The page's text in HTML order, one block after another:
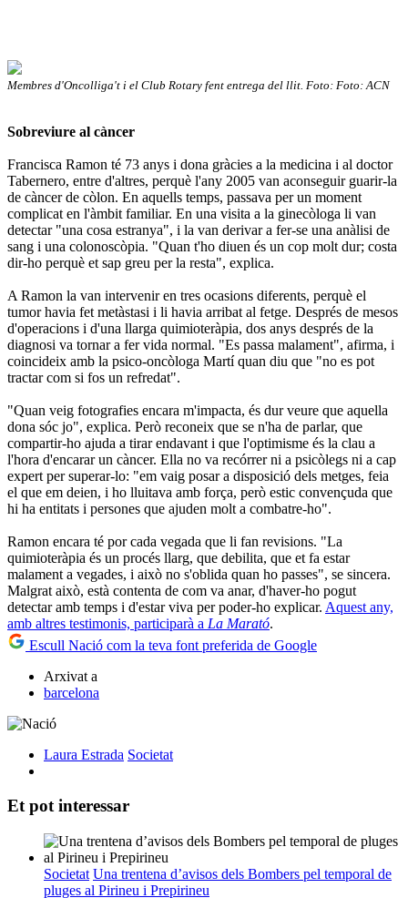
Membres d'Oncolliga't i el Club Rotary fent entrega del llit. Foto: Foto: ACN
Sobreviure al càncer
Francisca Ramon té 73 anys i dona gràcies a la medicina i al doctor
Tabernero, entre d'altres, perquè l'any 2005 van aconseguir guarir-la
de càncer de còlon. En aquells temps, passava per un moment
complicat en l'àmbit familiar. En una visita a la ginecòloga li van
detectar "una cosa estranya", i la van derivar a fer-se una anàlisi de
sang i una colonoscòpia. "Quan t'ho diuen és un cop molt dur; costa
dir-ho perquè et sap greu per la resta", explica.
A Ramon la van intervenir en tres ocasions diferents, perquè el
tumor havia fet metàstasi i li havia arribat al fetge. Després de mesos
d'operacions i d'una llarga quimioteràpia, dos anys després de la
diagnosi va tornar a fer vida normal. "Es passa malament", afirma, i
coincideix amb la psico-oncòloga Martí quan diu que "no es pot
tractar com si fos un refredat".
"Quan veig fotografies encara m'impacta, és dur veure que aquella
dona sóc jo", explica. Però reconeix que se n'ha de parlar, que
compartir-ho ajuda a tirar endavant i que l'optimisme és la clau a
l'hora d'encarar un càncer. Ella no va recórrer ni a psicòlegs ni a cap
expert per superar-lo: "em vaig posar a disposició dels metges, feia
el que em deien, i ho lluitava amb força, però estic convençuda que
hi ha entitats i persones que ajuden molt a combatre-ho".
Ramon encara té por cada vegada que li fan revisions. "La
quimioteràpia és un procés llarg, que debilita, que et fa estar
malament a vegades, i això no s'oblida quan ho passes", se sincera.
Malgrat això, està contenta de com va anar, d'haver-ho pogut
detectar amb temps i d'estar viva per poder-ho explicar. Aquest any,
amb altres testimonis, participarà a La Marató.
Escull Nació com la teva font preferida de Google
Arxivat a
barcelona
Laura Estrada Societat
Et pot interessar
Societat Una trentena d’avisos dels Bombers pel temporal de
pluges al Pirineu i Prepirineu